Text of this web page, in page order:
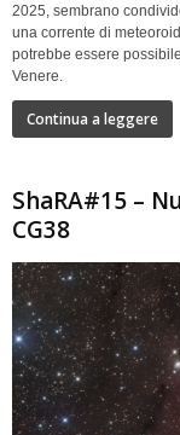
2025, sembrano
una corrente di
potrebbe essere
Venere.
Continua a leggere
ShaRA#15 –
CG38